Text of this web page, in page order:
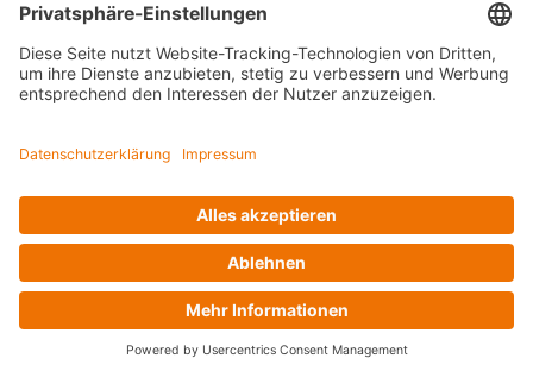
Gefahrenmelder
Türsprechanlagen
Alle anzeigen
Außenstationen
Klingeltaster und Gongs
Sprechanlagen-Sets
Zubehör Türkommunikation
Videoüberwachung
Zubehör Videoüberwachung
Alle anzeigen